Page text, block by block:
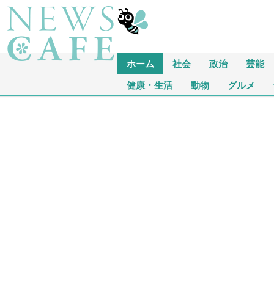
ホーム 社会 政治 芸能
健康・生活 動物 グルメ